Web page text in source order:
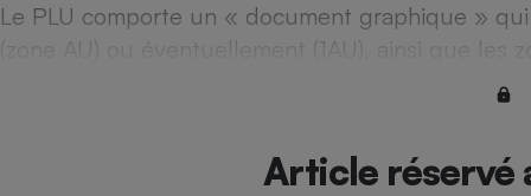
Le PLU comporte un « document graphique »
(zone AU) ou éventuellement (1AU), ainsi que les
Article réservé
Téléviseur
Radiateur électrique
Antimoustique